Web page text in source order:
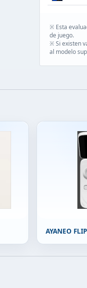
※ Esta
de juego.
※ Si existen
al modelo
AYANEO